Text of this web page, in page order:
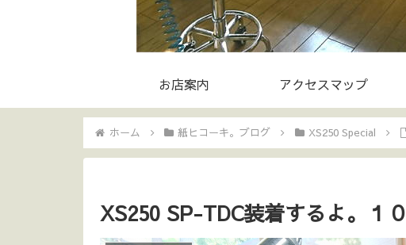
お店案内 アクセスマップ
ホーム 紙ヒコーキ。ブログ XS250 Special
XS250 SP-TDC装着するよ。１０